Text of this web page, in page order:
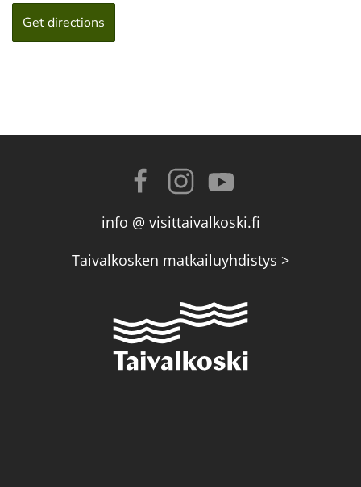
info @ visittaivalkoski.fi
Taivalkosken matkailuyhdistys >